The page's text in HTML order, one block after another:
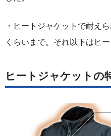
・ヒートジャケットで耐え
くらいまで。それ以下はヒ
ヒートジャケットの